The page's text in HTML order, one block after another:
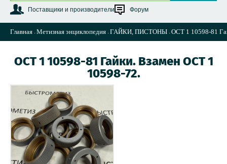
Поставщики и производители Форум
Главная Метизная энциклопедия ГАЙКИ, ПИСТОНЫ ОСТ 1 10598-81
ОСТ 1 10598-81 Гайки. Взамен ОСТ 1
10598-72.